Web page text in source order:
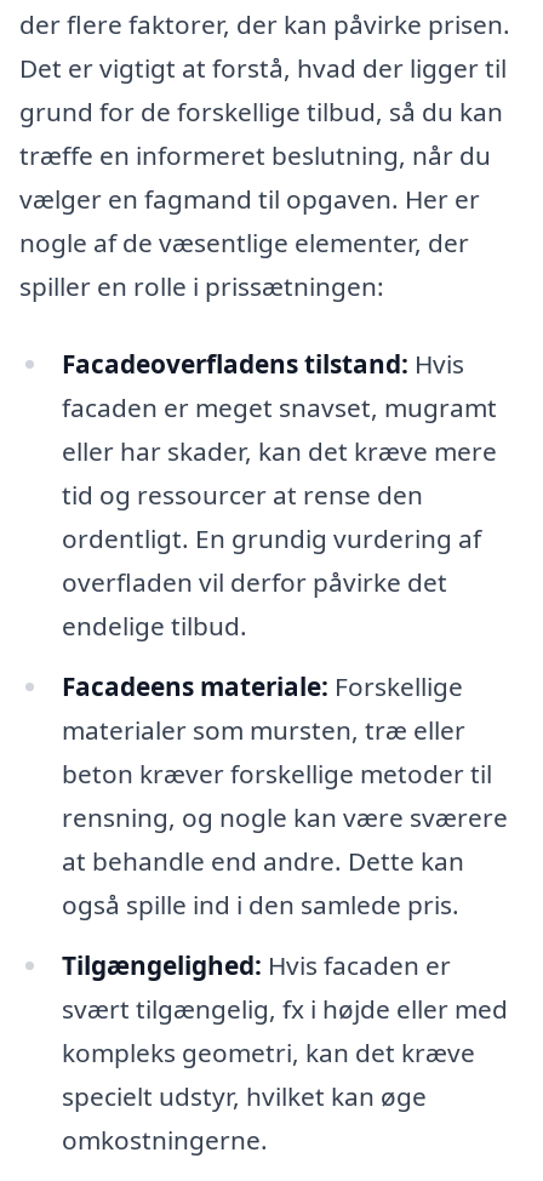
der flere faktorer, der kan påvirke prisen.
Det er vigtigt at forstå, hvad der ligger til
grund for de forskellige tilbud, så du kan
træffe en informeret beslutning, når du
vælger en fagmand til opgaven. Her er
nogle af de væsentlige elementer, der
spiller en rolle i prissætningen:
Facadeoverfladens tilstand: Hvis
facaden er meget snavset, mugramt
eller har skader, kan det kræve mere
tid og ressourcer at rense den
ordentligt. En grundig vurdering af
overfladen vil derfor påvirke det
endelige tilbud.
Facadeens materiale: Forskellige
materialer som mursten, træ eller
beton kræver forskellige metoder til
rensning, og nogle kan være sværere
at behandle end andre. Dette kan
også spille ind i den samlede pris.
Tilgængelighed: Hvis facaden er
svært tilgængelig, fx i højde eller med
kompleks geometri, kan det kræve
specielt udstyr, hvilket kan øge
omkostningerne.